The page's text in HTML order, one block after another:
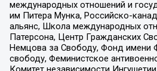
международных отношений и
им Питера Мунка, Российско-
альянс, Школа международных
Патерсона, Центр Гражданских
Немцова за Свободу, Фонд имени
свободу, Феминистское